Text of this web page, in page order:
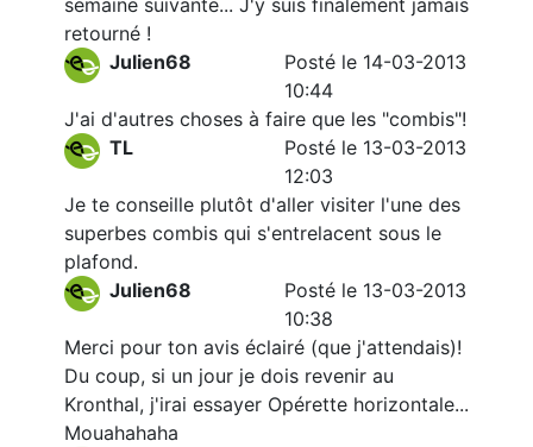
semaine suivante... J'y suis finalement jamais
retourné !
Julien68
Posté le 14-03-2013
10:44
J'ai d'autres choses à faire que les "combis"!
TL
Posté le 13-03-2013
12:03
Je te conseille plutôt d'aller visiter l'une des
superbes combis qui s'entrelacent sous le
plafond.
Julien68
Posté le 13-03-2013
10:38
Merci pour ton avis éclairé (que j'attendais)!
Du coup, si un jour je dois revenir au
Kronthal, j'irai essayer Opérette horizontale...
Mouahahaha